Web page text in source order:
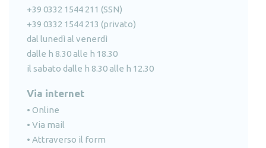
+39 0332 1544 211 (SSN)
+39 0332 1544 213 (privato)
dal lunedì al venerdì
dalle h 8.30 alle h 18.30
il sabato dalle h 8.30 alle h 12.30
Via internet
• Online
• Via mail
• Attraverso il form